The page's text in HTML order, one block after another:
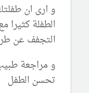
و ارى ان
الطفلة كثيرا
التجفف عن
و مراجعة
تحسن الطفل